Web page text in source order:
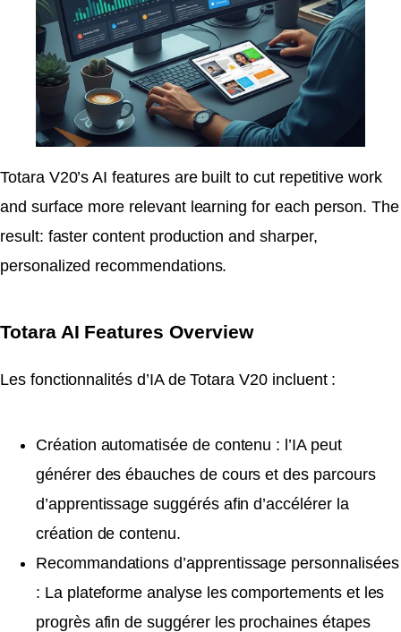
Totara V20’s AI features are built to cut repetitive work
and surface more relevant learning for each person. The
result: faster content production and sharper,
personalized recommendations.
Totara AI Features Overview
Les fonctionnalités d’IA de Totara V20 incluent :
Création automatisée de contenu : l’IA peut
générer des ébauches de cours et des parcours
d’apprentissage suggérés afin d’accélérer la
création de contenu.
Recommandations d’apprentissage personnalisées
: La plateforme analyse les comportements et les
progrès afin de suggérer les prochaines étapes